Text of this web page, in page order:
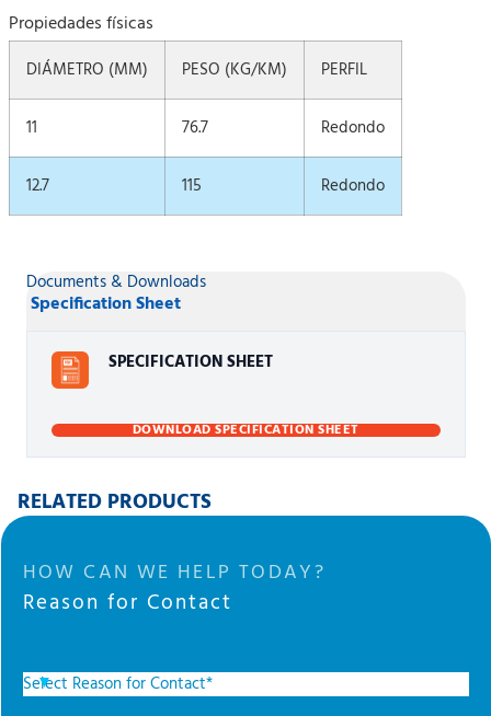
Propiedades físicas
DIÁMETRO (MM) PESO (KG/KM) PERFIL
11 76.7 Redondo
12.7 115 Redondo
Documents & Downloads
Specification Sheet
SPECIFICATION SHEET
DOWNLOAD SPECIFICATION SHEET
RELATED PRODUCTS
HOW CAN WE HELP TODAY?
Reason for Contact